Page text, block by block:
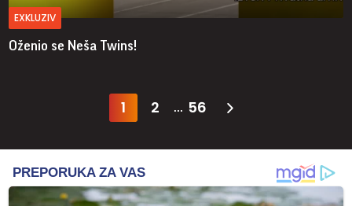
EXKLUZIV
Oženio se Neša Twins!
1 2 ... 56